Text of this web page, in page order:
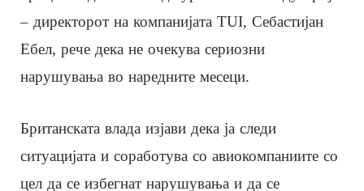
– директорот на компанијата TUI, Себастијан
Ебел, рече дека не очекува сериозни
нарушувања во наредните месеци.
Британската влада изјави дека ја следи
ситуацијата и соработува со авиокомпаниите со
цел да се избегнат нарушувања и да се